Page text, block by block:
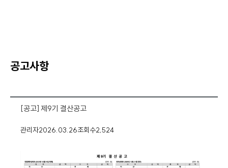
공고사항
[공고] 제9기 결산공고
관리자2026.03.26조회수2,524